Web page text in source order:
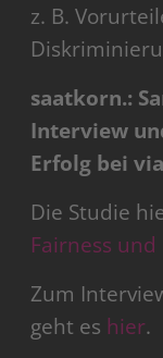
z. B.
saatkorn.:
Interview
Erfolg bei
Die Studie
Fairness
Zum
geht es hier.